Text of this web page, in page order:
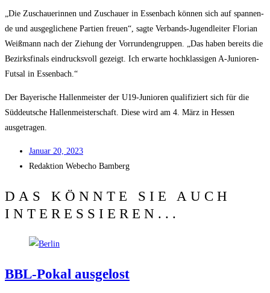
„Die Zuschaue­rin­nen und Zuschau­er in Essen­bach kön­nen sich auf span­nen­
de und aus­ge­gli­che­ne Par­tien freu­en“, sag­te Ver­bands-Jugend­lei­ter Flo­ri­an
Weiß­mann nach der Zie­hung der Vor­run­den­grup­pen. „Das haben bereits die
Bezirks­fi­nals ein­drucks­voll gezeigt. Ich erwar­te hoch­klas­si­gen A‑Ju­nio­ren-
Fut­sal in Essenbach.“
Der Baye­ri­sche Hal­len­meis­ter der U19-Junio­ren qua­li­fi­ziert sich für die
Süd­deut­sche Hal­len­meis­ter­schaft. Die­se wird am 4. März in Hes­sen
ausgetragen.
Janu­ar 20, 2023
Redak­ti­on Web­echo Bamberg
DAS KÖNNTE SIE AUCH
INTERESSIEREN...
BBL-Pokal aus­ge­lost